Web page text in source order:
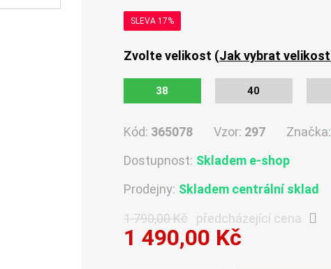
SLEVA 17%
Zvolte velikost (Jak vybrat
38 40
Kód: 365078 Vzor: 297 Značka:
Dostupnost: Skladem e-shop
Prodejny: Skladem centrální sklad
1 790,00 Kč předcházející cena
1 490,00 Kč